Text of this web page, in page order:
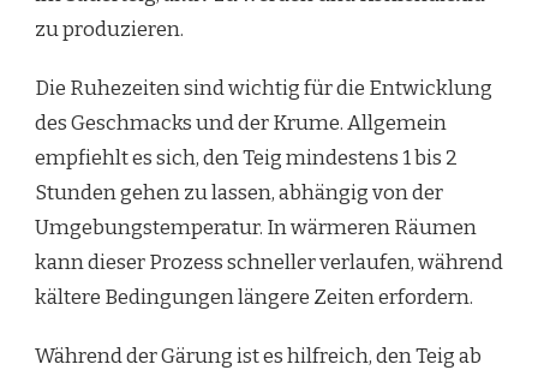
zu produzieren.
Die Ruhezeiten sind wichtig für die Entwicklung
des Geschmacks und der Krume. Allgemein
empfiehlt es sich, den Teig mindestens 1 bis 2
Stunden gehen zu lassen, abhängig von der
Umgebungstemperatur. In wärmeren Räumen
kann dieser Prozess schneller verlaufen, während
kältere Bedingungen längere Zeiten erfordern.
Während der Gärung ist es hilfreich, den Teig ab